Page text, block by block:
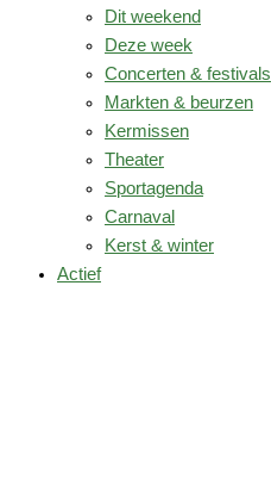
Dit weekend
Deze week
Concerten & festivals
Markten & beurzen
Kermissen
Theater
Sportagenda
Carnaval
Kerst & winter
Actief